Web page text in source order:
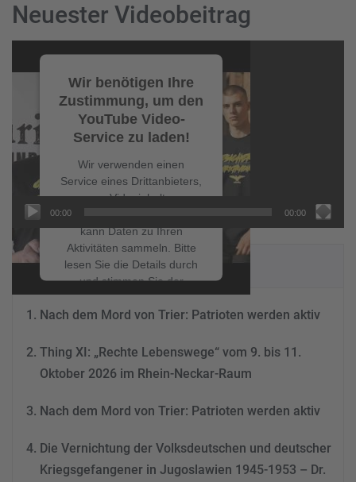
Neuester Videobeitrag
Player
Wir benötigen Ihre
Zustimmung, um den
YouTube Video-
Service zu laden!
Wir verwenden einen
Service eines Drittanbieters,
um Videoinhalte
einzubetten. Dieser Service
kann Daten zu Ihren
Aktivitäten sammeln. Bitte
lesen Sie die Details durch
und stimmen Sie der
Nutzung des Service zu, um
dieses Video anzusehen.
Mehr Informationen
Consent Management
&
00:00 00:00
NEUESTE BEITRÄGE
Nach dem Mord von Trier: Patrioten werden aktiv
Thing XI: „Rechte Lebenswege“ vom 9. bis 11.
Oktober 2026 im Rhein-Neckar-Raum
Nach dem Mord von Trier: Patrioten werden aktiv
Die Vernichtung der Volksdeutschen und deutscher
Kriegsgefangener in Jugoslawien 1945-1953 – Dr.